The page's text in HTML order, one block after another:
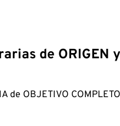
de ORIGEN y
de OBJETIVO COMPLETO